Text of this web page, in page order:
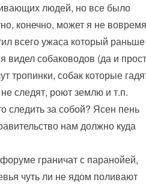
людей, но все было
конечно, может я не
всего ужаса который раньше
видел собаководов (да и
тропинки, собак которые
следят, роют землю и т.п.
следить за собой? Ясен пень
нам должно куда
граничат с паранойей,
чуть ли не ядом поливают